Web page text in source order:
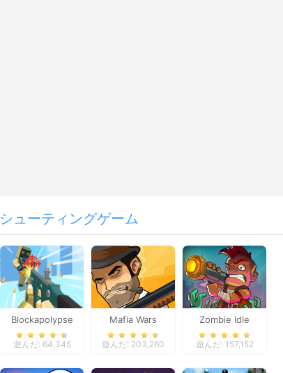
シューティングゲーム
Blockapolypse
Zombie Shooter
遊んだ: 64,345
Mafia Wars
遊んだ: 203,260
Zombie Idle
Defense Online
遊んだ: 157,152